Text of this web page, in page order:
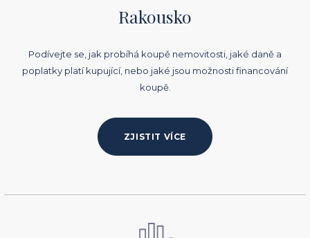
Rakousko
Podívejte se, jak probíhá koupě nemovitosti, jaké daně a
poplatky platí kupující, nebo jaké jsou možnosti financování
koupě.
ZJISTIT VÍCE